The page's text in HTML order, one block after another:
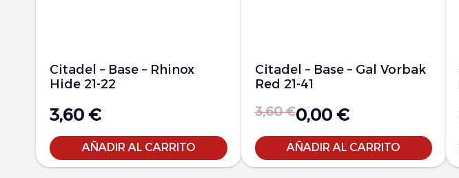
Citadel – Base – Rhinox
Hide 21-22
3,60 €
AÑADIR AL CARRITO
Citadel – Base – Gal Vorbak
Red 21-41
3,60€0,00 €
AÑADIR AL CARRITO